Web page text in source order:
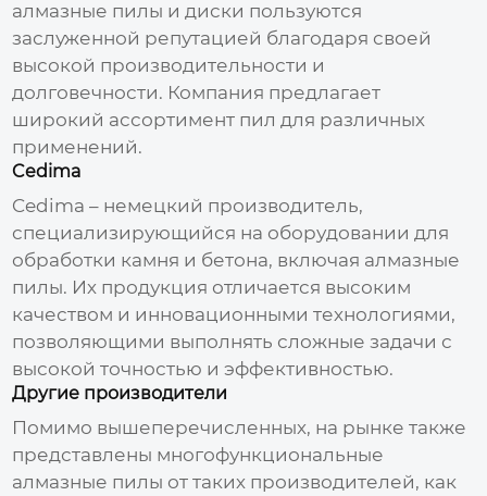
алмазные пилы и диски пользуются
заслуженной репутацией благодаря своей
высокой производительности и
долговечности. Компания предлагает
широкий ассортимент пил для различных
применений.
Cedima
Cedima – немецкий производитель,
специализирующийся на оборудовании для
обработки камня и бетона, включая алмазные
пилы. Их продукция отличается высоким
качеством и инновационными технологиями,
позволяющими выполнять сложные задачи с
высокой точностью и эффективностью.
Другие производители
Помимо вышеперечисленных, на рынке также
представлены многофункциональные
алмазные пилы от таких производителей, как